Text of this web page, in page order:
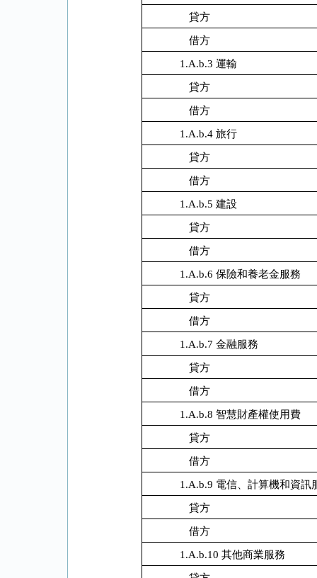
貸方
借方
1.A.b.3 運輸
貸方
借方
1.A.b.4 旅行
貸方
借方
1.A.b.5 建設
貸方
借方
1.A.b.6 保險和養老金服務
貸方
借方
1.A.b.7 金融服務
貸方
借方
1.A.b.8 智慧財產權使用費
貸方
借方
1.A.b.9 電信、計算機和資訊
貸方
借方
1.A.b.10 其他商業服務